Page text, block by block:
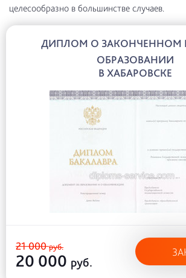
целесообразно в большинстве случаев.
ДИПЛОМ О ЗАКОНЧЕННОМ
ОБРАЗОВАНИИ
В ХАБАРОВСКЕ
21 000руб.
20 000 руб.